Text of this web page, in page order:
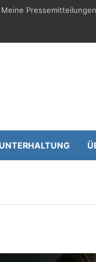
Meine Pressemitteilungen
UNTERHALTUNG